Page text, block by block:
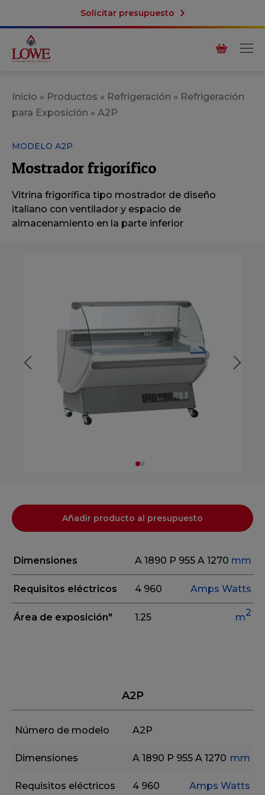
Solicitar presupuesto
Inicio » Productos » Refrigeración » Refrigeración
para Exposición » A2P
MODELO A2P
Mostrador frigorí­fico
Vitrina frigorí­fica tipo mostrador de diseño
italiano con ventilador y espacio de
almacenamiento en la parte inferior
Añadir producto al presupuesto
Dimensiones A 1890 P 955 A 1270 mm
Requisitos eléctricos 4 960 Amps Watts
Área de exposición" 1.25 m2
A2P
Número de modelo A2P
Dimensiones A 1890 P 955 A 1270 mm
Requisitos eléctricos 4 960 Amps Watts